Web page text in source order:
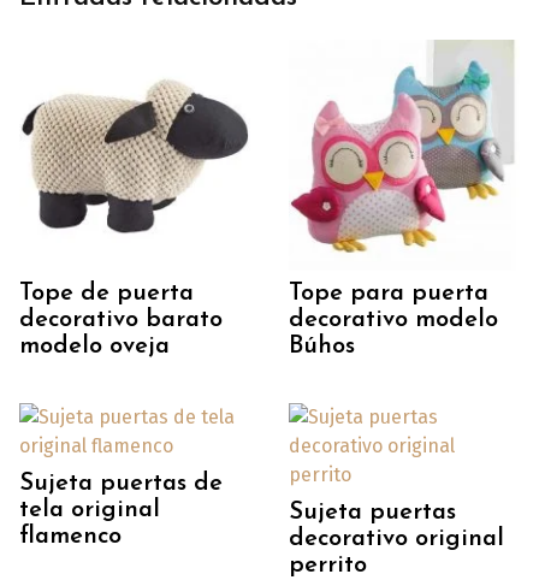
Tope de puerta
decorativo barato
modelo oveja
Tope para puerta
decorativo modelo
Búhos
Sujeta puertas de
tela original
flamenco
Sujeta puertas
decorativo original
perrito